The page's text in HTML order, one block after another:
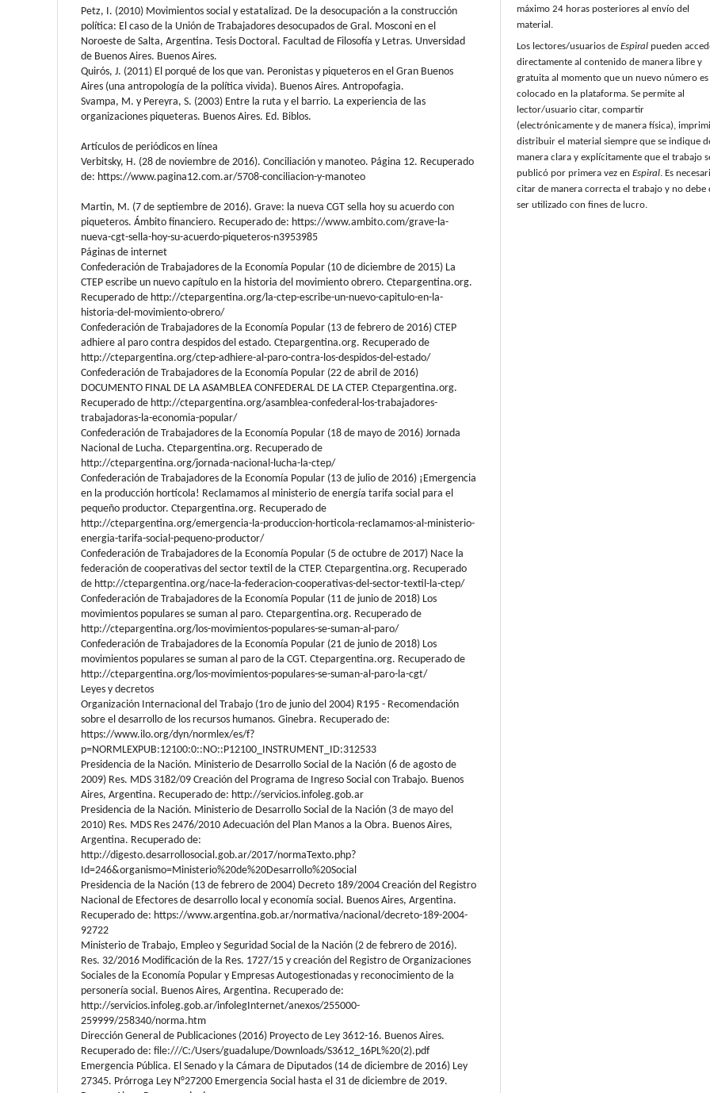
Petz, I. (2010) Movimientos social y estatalizad. De la desocupación a la construcción
política: El caso de la Unión de Trabajadores desocupados de Gral. Mosconi en el
Noroeste de Salta, Argentina. Tesis Doctoral. Facultad de Filosofía y Letras. Unversidad
de Buenos Aires. Buenos Aires.
Quirós, J. (2011) El porqué de los que van. Peronistas y piqueteros en el Gran Buenos
Aires (una antropología de la política vivida). Buenos Aires. Antropofagia.
Svampa, M. y Pereyra, S. (2003) Entre la ruta y el barrio. La experiencia de las
organizaciones piqueteras. Buenos Aires. Ed. Biblos.
Artículos de periódicos en línea
Verbitsky, H. (28 de noviembre de 2016). Conciliación y manoteo. Página 12. Recuperado
de: https://www.pagina12.com.ar/5708-conciliacion-y-manoteo
Martin, M. (7 de septiembre de 2016). Grave: la nueva CGT sella hoy su acuerdo con
piqueteros. Ámbito financiero. Recuperado de: https://www.ambito.com/grave-la-
nueva-cgt-sella-hoy-su-acuerdo-piqueteros-n3953985
Páginas de internet
Confederación de Trabajadores de la Economía Popular (10 de diciembre de 2015) La
CTEP escribe un nuevo capítulo en la historia del movimiento obrero. Ctepargentina.org.
Recuperado de http://ctepargentina.org/la-ctep-escribe-un-nuevo-capitulo-en-la-
historia-del-movimiento-obrero/
Confederación de Trabajadores de la Economía Popular (13 de febrero de 2016) CTEP
adhiere al paro contra despidos del estado. Ctepargentina.org. Recuperado de
http://ctepargentina.org/ctep-adhiere-al-paro-contra-los-despidos-del-estado/
Confederación de Trabajadores de la Economía Popular (22 de abril de 2016)
DOCUMENTO FINAL DE LA ASAMBLEA CONFEDERAL DE LA CTEP. Ctepargentina.org.
Recuperado de http://ctepargentina.org/asamblea-confederal-los-trabajadores-
trabajadoras-la-economia-popular/
Confederación de Trabajadores de la Economía Popular (18 de mayo de 2016) Jornada
Nacional de Lucha. Ctepargentina.org. Recuperado de
http://ctepargentina.org/jornada-nacional-lucha-la-ctep/
Confederación de Trabajadores de la Economía Popular (13 de julio de 2016) ¡Emergencia
en la producción hortícola! Reclamamos al ministerio de energía tarifa social para el
pequeño productor. Ctepargentina.org. Recuperado de
http://ctepargentina.org/emergencia-la-produccion-horticola-reclamamos-al-ministerio-
energia-tarifa-social-pequeno-productor/
Confederación de Trabajadores de la Economía Popular (5 de octubre de 2017) Nace la
federación de cooperativas del sector textil de la CTEP. Ctepargentina.org. Recuperado
de http://ctepargentina.org/nace-la-federacion-cooperativas-del-sector-textil-la-ctep/
Confederación de Trabajadores de la Economía Popular (11 de junio de 2018) Los
movimientos populares se suman al paro. Ctepargentina.org. Recuperado de
http://ctepargentina.org/los-movimientos-populares-se-suman-al-paro/
Confederación de Trabajadores de la Economía Popular (21 de junio de 2018) Los
movimientos populares se suman al paro de la CGT. Ctepargentina.org. Recuperado de
http://ctepargentina.org/los-movimientos-populares-se-suman-al-paro-la-cgt/
Leyes y decretos
Organización Internacional del Trabajo (1ro de junio del 2004) R195 - Recomendación
sobre el desarrollo de los recursos humanos. Ginebra. Recuperado de:
https://www.ilo.org/dyn/normlex/es/f?
p=NORMLEXPUB:12100:0::NO::P12100_INSTRUMENT_ID:312533
Presidencia de la Nación. Ministerio de Desarrollo Social de la Nación (6 de agosto de
2009) Res. MDS 3182/09 Creación del Programa de Ingreso Social con Trabajo. Buenos
Aires, Argentina. Recuperado de: http://servicios.infoleg.gob.ar
Presidencia de la Nación. Ministerio de Desarrollo Social de la Nación (3 de mayo del
2010) Res. MDS Res 2476/2010 Adecuación del Plan Manos a la Obra. Buenos Aires,
Argentina. Recuperado de:
http://digesto.desarrollosocial.gob.ar/2017/normaTexto.php?
Id=246&organismo=Ministerio%20de%20Desarrollo%20Social
Presidencia de la Nación (13 de febrero de 2004) Decreto 189/2004 Creación del Registro
Nacional de Efectores de desarrollo local y economía social. Buenos Aires, Argentina.
Recuperado de: https://www.argentina.gob.ar/normativa/nacional/decreto-189-2004-
92722
Ministerio de Trabajo, Empleo y Seguridad Social de la Nación (2 de febrero de 2016).
Res. 32/2016 Modificación de la Res. 1727/15 y creación del Registro de Organizaciones
Sociales de la Economía Popular y Empresas Autogestionadas y reconocimiento de la
personería social. Buenos Aires, Argentina. Recuperado de:
http://servicios.infoleg.gob.ar/infolegInternet/anexos/255000-
259999/258340/norma.htm
Dirección General de Publicaciones (2016) Proyecto de Ley 3612-16. Buenos Aires.
Recuperado de: file:///C:/Users/guadalupe/Downloads/S3612_16PL%20(2).pdf
Emergencia Pública. El Senado y la Cámara de Diputados (14 de diciembre de 2016) Ley
27345. Prórroga Ley N°27200 Emergencia Social hasta el 31 de diciembre de 2019.
máximo 24 horas posteriores al envío del
material.
Los lectores/usuarios deEspiralpueden
directamente al contenido de manera libre y
gratuita al momento que un nuevo número es
colocado en la plataforma. Se permite al
lector/usuario citar, compartir
(electrónicamente y de manera física),
distribuir el material siempre que se indique
manera clara y explícitamente que el trabajo
publicó por primera vez enEspiral. Es
citar de manera correcta el trabajo y no debe
ser utilizado con fines de lucro.